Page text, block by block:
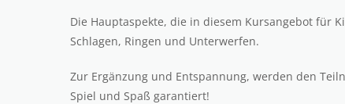
Die Hauptaspekte, die in diesem Kursangebot für
Schlagen, Ringen und Unterwerfen.
Zur Ergänzung und Entspannung, werden den
Spiel und Spaß garantiert!